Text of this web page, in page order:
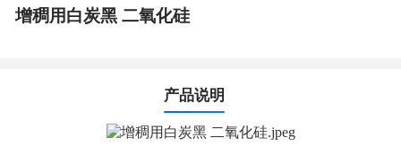
增稠用白炭黑 二氧化硅
产品说明